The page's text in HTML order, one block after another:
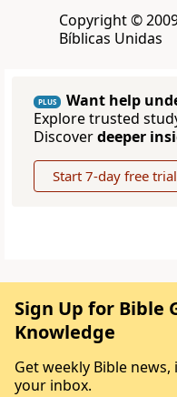
Copyright ©
Bíblicas Unidas
PLUS
Want help
Explore trusted
Discoverdeeper
Start 7-day free trial
Sign Up for Bible
Knowledge
Get weekly Bible
your inbox.